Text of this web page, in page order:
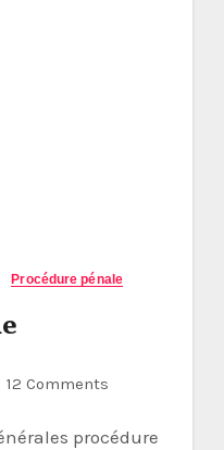
Procédure pénale
12 Comments